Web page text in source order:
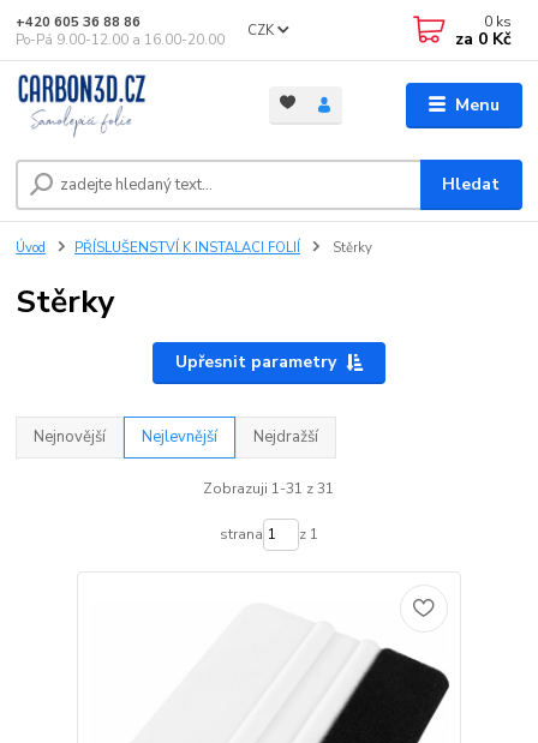
Menu
CZK
Hledat
+420 605 36 88 86
Po-Pá 9.00-12.00 a 16.00-20.00
0 ks
za 0 Kč
Úvod PŘÍSLUŠENSTVÍ K INSTALACI FOLIÍ Stěrky
Stěrky
Upřesnit parametry
Nejnovější Nejlevnější Nejdražší
Zobrazuji 1-31 z 31
strana z 1